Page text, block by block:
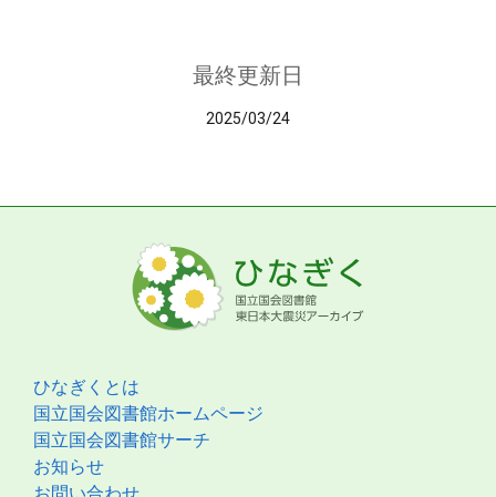
最終更新日
2025/03/24
ひなぎくとは
国立国会図書館ホームページ
国立国会図書館サーチ
お知らせ